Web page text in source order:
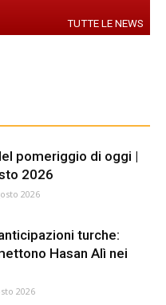
TUTTE LE NEWS
pomeriggio di oggi |
2026
2026
turche:
Hasan Alì nei
2026